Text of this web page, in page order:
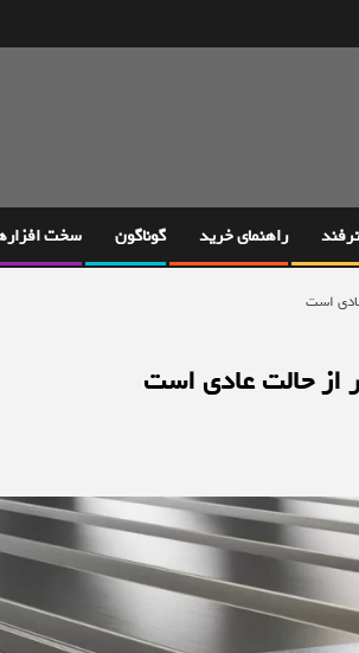
راهنمای خرید گوناگون سخت